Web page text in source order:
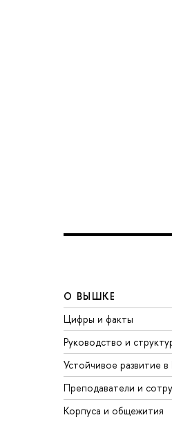
О ВЫШКЕ
Цифры и факты
Руководство и
Устойчивое развитие
Преподаватели и
Корпуса и общежития